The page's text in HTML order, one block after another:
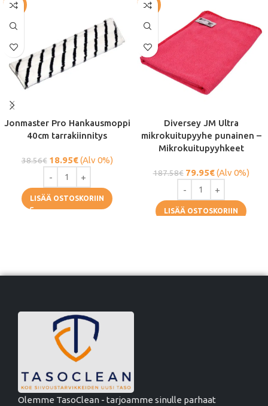
-51%
Jonmaster Pro Hankausmoppi
40cm tarrakiinnitys
38.56€ 18.95€(Alv 0%)
LISÄÄ OSTOSKORIIN
-57%
Diversey JM Ultra
mikrokuitupyyhe punainen –
Mikrokuitupyyhkeet
187.58€ 79.95€(Alv 0%)
LISÄÄ OSTOSKORIIN
Olemme TasoClean - tarjoamme sinulle parhaat